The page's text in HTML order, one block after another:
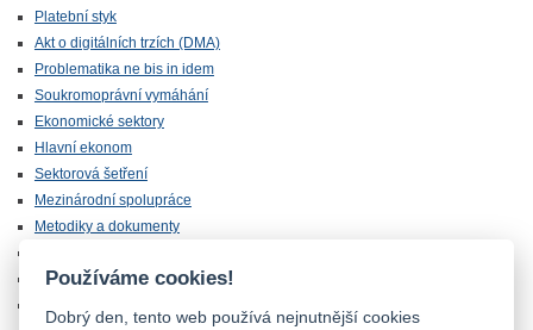
Platební styk
Akt o digitálních trzích (DMA)
Problematika ne bis in idem
Soukromoprávní vymáhání
Ekonomické sektory
Hlavní ekonom
Sektorová šetření
Mezinárodní spolupráce
Metodiky a dokumenty
Odkazy
Používáme cookies!
Dobrý den, tento web používá nejnutnější cookies